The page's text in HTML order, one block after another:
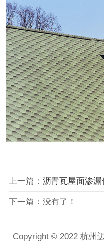
上一篇： 沥青瓦屋面渗漏
下一篇：没有了！
Copyright © 2022 杭州